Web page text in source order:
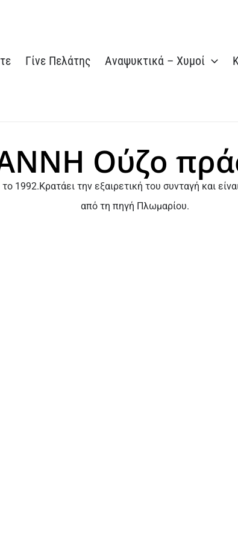
Γίνε Πελάτης Αναψυκτικά – Χυμοί
Ούζο
1992.Κρατάει την εξαιρετική του συνταγή και
από τη πηγή Πλωμαρίου.